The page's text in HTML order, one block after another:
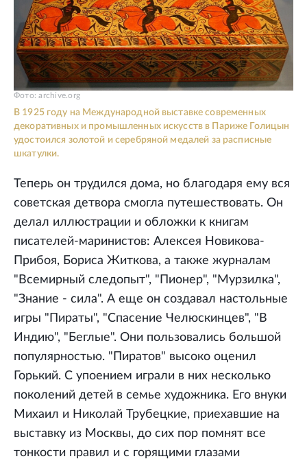
В 1925 году на Международной выставке современных
декоративных и промышленных искусств в Париже Голицын
удостоился золотой и серебряной медалей за расписные
шкатулки.
Фото: archive.org
Теперь он трудился дома, но благодаря ему вся
советская детвора смогла путешествовать. Он
делал иллюстрации и обложки к книгам
писателей-маринистов: Алексея Новикова-
Прибоя, Бориса Житкова, а также журналам
"Всемирный следопыт", "Пионер", "Мурзилка",
"Знание - сила". А еще он создавал настольные
игры "Пираты", "Спасение Челюскинцев", "В
Индию", "Беглые". Они пользовались большой
популярностью. "Пиратов" высоко оценил
Горький. С упоением играли в них несколько
поколений детей в семье художника. Его внуки
Михаил и Николай Трубецкие, приехавшие на
выставку из Москвы, до сих пор помнят все
тонкости правил и с горящими глазами